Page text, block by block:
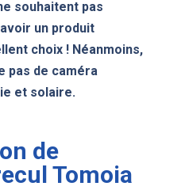
souhaitent pas
un produit
choix ! Néanmoins,
pas de caméra
et solaire.
de
Tomoia